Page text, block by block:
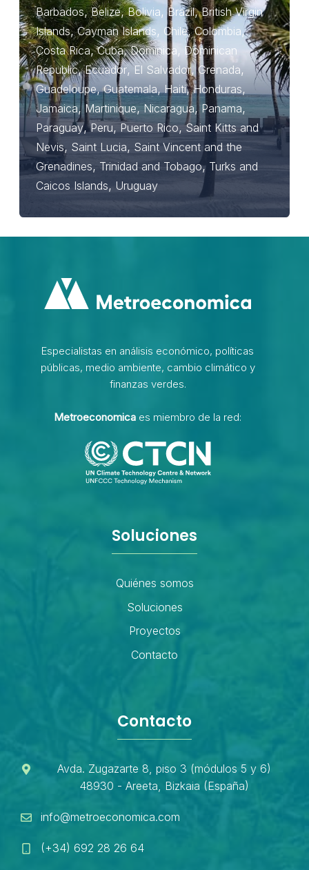
Barbados,Belize,Bolivia,Brazil,British Virgin
Islands,Cayman Islands, Chile,Colombia,
Costa Rica,Cuba,Dominica, Dominican
Republic,Ecuador,El Salvador,Grenada,
Guadeloupe,Guatemala, Haiti,Honduras,
Jamaica, Martinique,Nicaragua, Panama,
Paraguay,Peru,Puerto Rico,Saint Kitts and
Nevis, Saint Lucia, Saint Vincent and the
Grenadines, Trinidad and Tobago, Turks and
Caicos Islands, Uruguay
Especialistas en análisis económico, políticas
públicas, medio ambiente, cambio climático y
finanzas verdes.
Metroeconomica es miembro de la red:
Soluciones
Quiénes somos
Soluciones
Proyectos
Contacto
Contacto
Avda. Zugazarte 8, piso 3 (módulos 5 y 6)
48930 - Areeta, Bizkaia (España)
info@metroeconomica.com
(+34) 692 28 26 64